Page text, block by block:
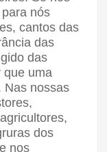
nós
cantos das
das
das
que uma
Nas nossas
dos
nos